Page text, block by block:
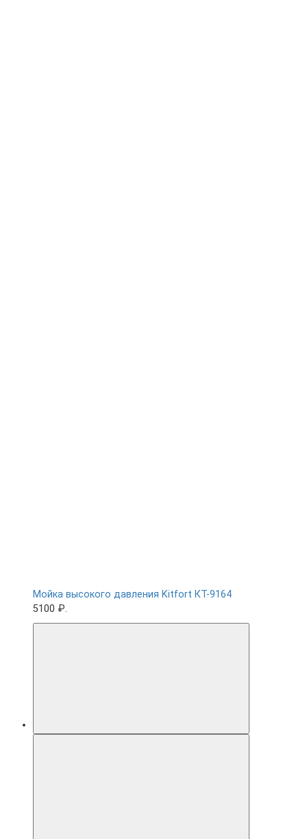
Мойка высокого давления Kitfort КТ-9164
5100 ₽.